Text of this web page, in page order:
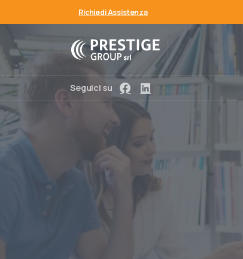
Richiedi Assistenza
Seguici su